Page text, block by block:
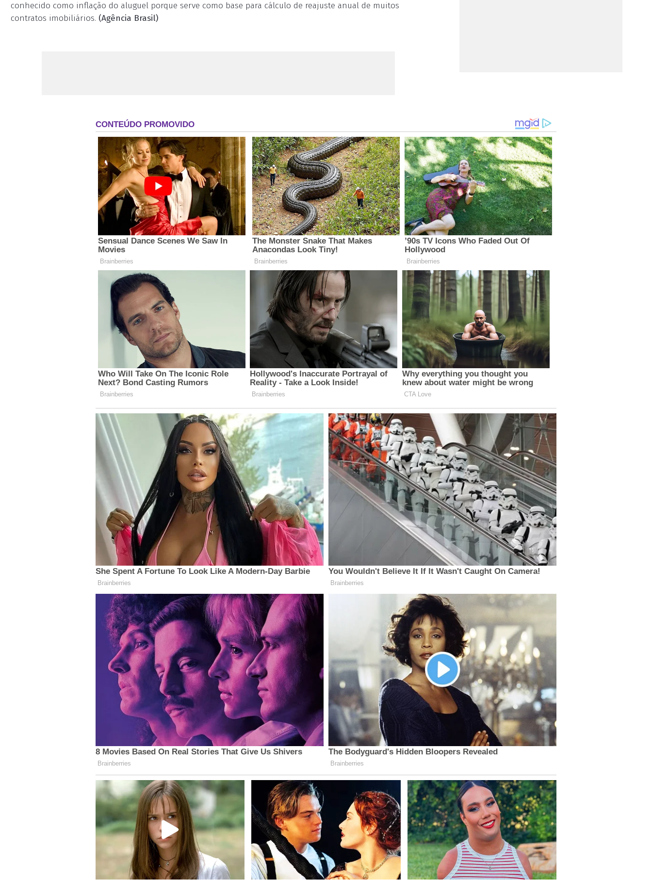
conhecido como inflação do aluguel porque serve como base para cálculo de reajuste anual de muitos
contratos imobiliários. (Agência Brasil)